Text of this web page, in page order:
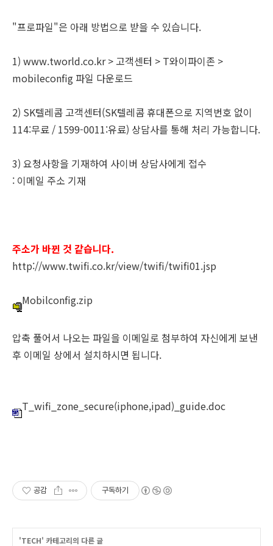
"프로파일"은 아래 방법으로 받을 수 있습니다.
1) www.tworld.co.kr > 고객센터 > T와이파이존 >
mobileconfig 파일 다운로드
2) SK텔레콤 고객센터(SK텔레콤 휴대폰으로 지역번호 없이
114:무료 / 1599-0011:유료) 상담사를 통해 처리 가능합니다.
3) 요청사항을 기재하여 사이버 상담사에게 접수
: 이메일 주소 기재
주소가 바뀐 것 같습니다.
http://www.twifi.co.kr/view/twifi/twifi01.jsp
Mobilconfig.zip
압축 풀어서 나오는 파일을 이메일로 첨부하여 자신에게 보낸
후 이메일 상에서 설치하시면 됩니다.
T_wifi_zone_secure(iphone,ipad)_guide.doc
공감 구독하기
'TECH' 카테고리의 다른 글